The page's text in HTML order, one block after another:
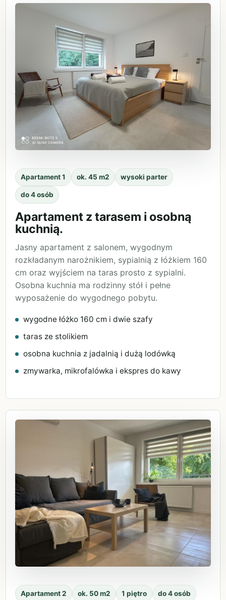
Apartament 1 ok. 45 m2 wysoki parter
do 4 osób
Apartament z tarasem i osobną
kuchnią.
Jasny apartament z salonem, wygodnym
rozkładanym narożnikiem, sypialnią z łóżkiem 160
cm oraz wyjściem na taras prosto z sypialni.
Osobna kuchnia ma rodzinny stół i pełne
wyposażenie do wygodnego pobytu.
wygodne łóżko 160 cm i dwie szafy
taras ze stolikiem
osobna kuchnia z jadalnią i dużą lodówką
zmywarka, mikrofalówka i ekspres do kawy
Apartament 2 ok. 50 m2 1 piętro do 4 osób